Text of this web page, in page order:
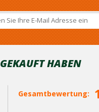
HABEN
Gesamtbewertung: